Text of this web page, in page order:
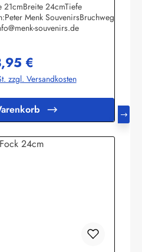
24cmTiefe
Menk SouvenirsBruchweg
souvenirs.de
Preis:
€
zzgl. Versandkosten